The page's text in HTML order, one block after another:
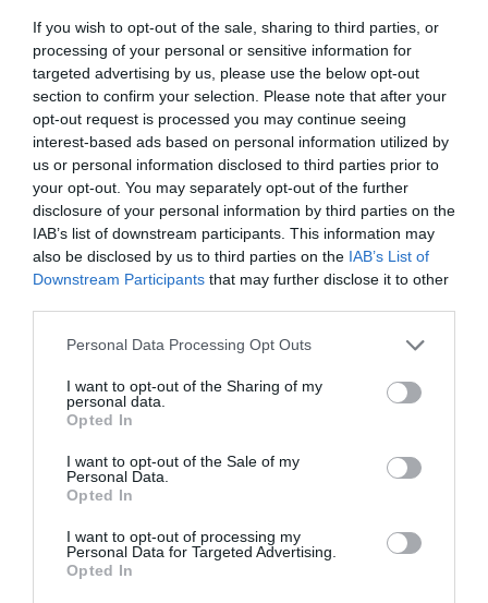
If you wish to opt-out of the sale, sharing to third parties, or
processing of your personal or sensitive information for
targeted advertising by us, please use the below opt-out
section to confirm your selection. Please note that after your
opt-out request is processed you may continue seeing
interest-based ads based on personal information utilized by
us or personal information disclosed to third parties prior to
your opt-out. You may separately opt-out of the further
disclosure of your personal information by third parties on the
IAB’s list of downstream participants. This information may
also be disclosed by us to third parties on the IAB’s List of
Downstream Participants that may further disclose it to other
Please note that this website/app uses one or more Google
not limited to your visit or usage behaviour. You may click to
grant or deny consent to Google and its third-party tags to
use your data for below specified purposes in below Google
consent section.
Personal Data Processing Opt Outs
I want to opt-out of the Sharing of my
personal data.
Opted In
I want to opt-out of the Sale of my
Personal Data.
Opted In
I want to opt-out of processing my
Personal Data for Targeted Advertising.
Opted In
ΕΛΛΑΔΑ
ΕΛΛΑΔΑ
Ανοίγει τη Δευτέρα η Παλαιά
Παραλιακή στην Καλλιθέα –
πλημμυρικά φαινόμενα (βίντεο)